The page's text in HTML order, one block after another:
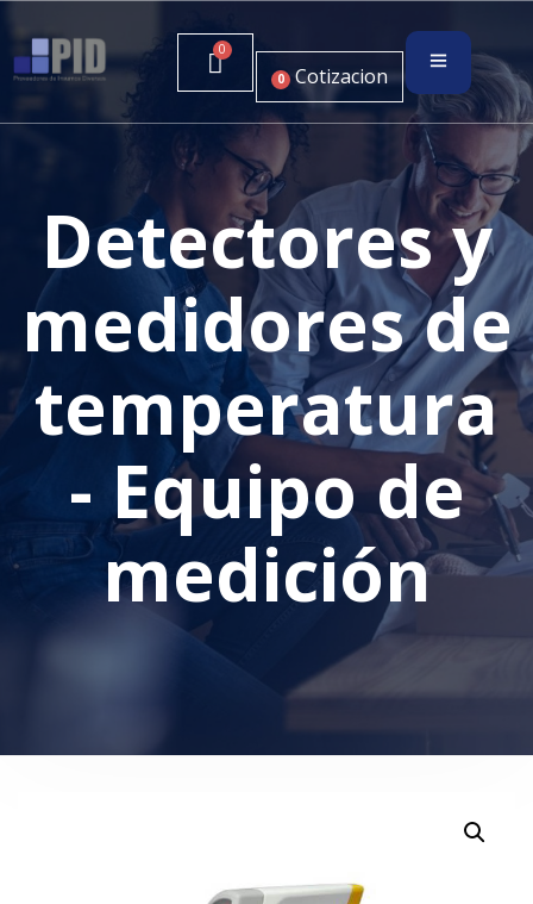
0 Cotizacion
Detectores y
medidores de
temperatura
- Equipo de
medición